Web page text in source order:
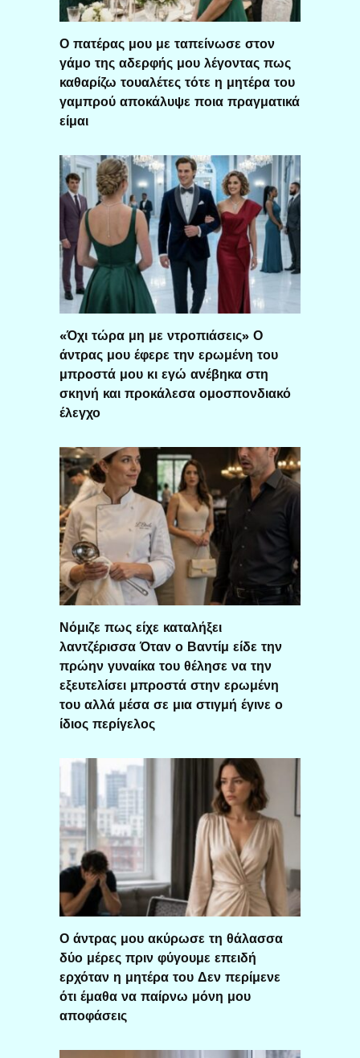
Ο πατέρας μου με ταπείνωσε στον
γάμο της αδερφής μου λέγοντας πως
καθαρίζω τουαλέτες τότε η μητέρα του
γαμπρού αποκάλυψε ποια πραγματικά
είμαι
«Όχι τώρα μη με ντροπιάσεις» Ο
άντρας μου έφερε την ερωμένη του
μπροστά μου κι εγώ ανέβηκα στη
σκηνή και προκάλεσα ομοσπονδιακό
έλεγχο
Νόμιζε πως είχε καταλήξει
λαντζέρισσα Όταν ο Βαντίμ είδε την
πρώην γυναίκα του θέλησε να την
εξευτελίσει μπροστά στην ερωμένη
του αλλά μέσα σε μια στιγμή έγινε ο
ίδιος περίγελος
Ο άντρας μου ακύρωσε τη θάλασσα
δύο μέρες πριν φύγουμε επειδή
ερχόταν η μητέρα του Δεν περίμενε
ότι έμαθα να παίρνω μόνη μου
αποφάσεις